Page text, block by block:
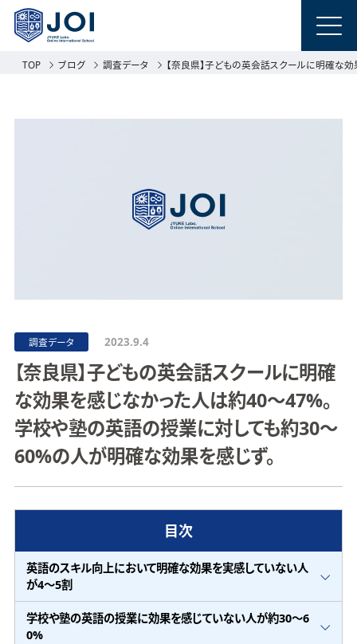
TOP ブログ 調査データ 【奈良県】子どもの英会話スクールに明確な
調査データ 2023.9.4
【奈良県】子どもの英会話スクールに明確
な効果を感じなかった人は約40～47%。
学校や塾の英語の授業に対しても約30～
60%の人が明確な効果を感じず。
目次
英語のスキル向上において明確な効果を実感していない人
が4～5割
学校や塾の英語の授業に効果を感じていない人が約30～6
0%